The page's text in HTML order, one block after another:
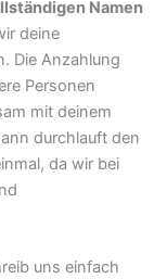
Namen
deine
Die Anzahlung
Personen
mit deinem
durchlauft den
da wir bei
uns einfach